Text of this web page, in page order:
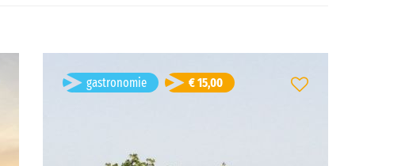
gastronomie € 15,00
TOUS LES JOURS - balade découverte